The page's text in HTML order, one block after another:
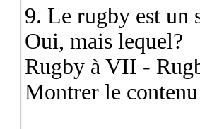
9. Le rugby est un
Oui, mais lequel?
Rugby à VII -
Montrer le contenu